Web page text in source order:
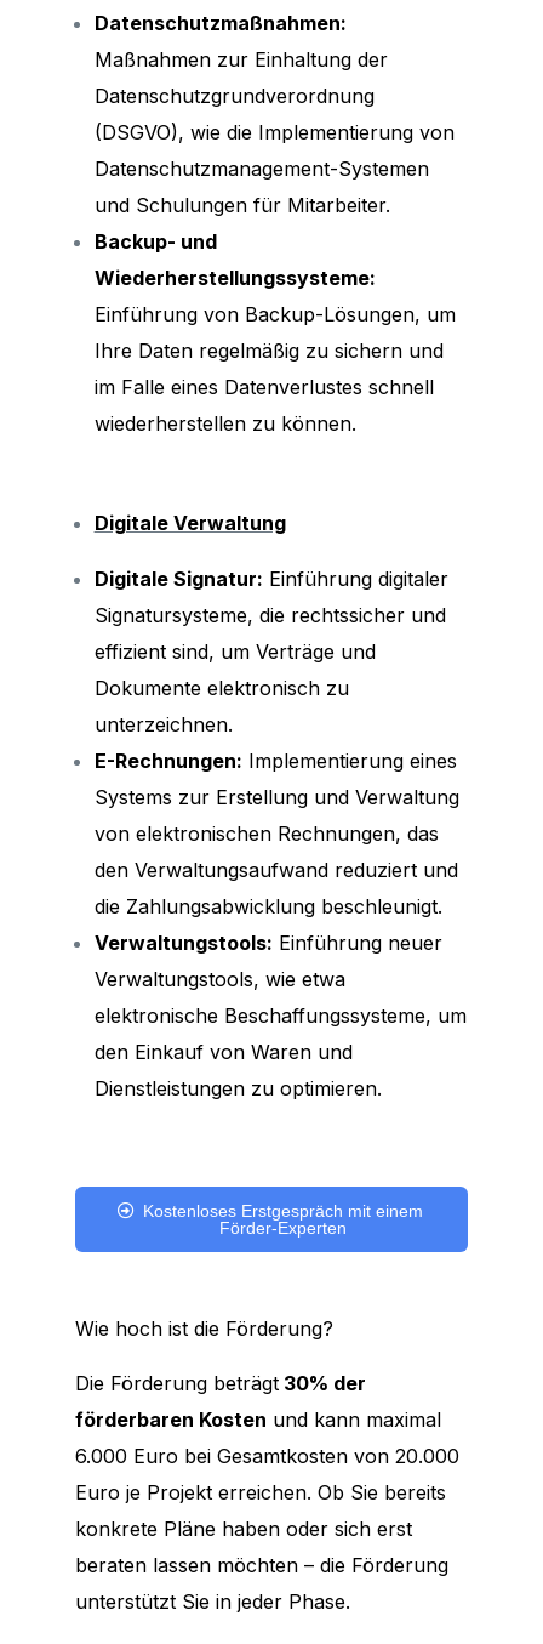
Datenschutzmaßnahmen:
Maßnahmen zur Einhaltung der
Datenschutzgrundverordnung
(DSGVO), wie die Implementierung von
Datenschutzmanagement-Systemen
und Schulungen für Mitarbeiter.
Backup- und
Wiederherstellungssysteme:
Einführung von Backup-Lösungen, um
Ihre Daten regelmäßig zu sichern und
im Falle eines Datenverlustes schnell
wiederherstellen zu können.
Digitale Verwaltung
Digitale Signatur: Einführung digitaler
Signatursysteme, die rechtssicher und
effizient sind, um Verträge und
Dokumente elektronisch zu
unterzeichnen.
E-Rechnungen: Implementierung eines
Systems zur Erstellung und Verwaltung
von elektronischen Rechnungen, das
den Verwaltungsaufwand reduziert und
die Zahlungsabwicklung beschleunigt.
Verwaltungstools: Einführung neuer
Verwaltungstools, wie etwa
elektronische Beschaffungssysteme, um
den Einkauf von Waren und
Dienstleistungen zu optimieren.
Kostenloses Erstgespräch mit einem
Förder-Experten
Wie hoch ist die Förderung?
Die Förderung beträgt30% der
förderbaren Kosten und kann maximal
6.000 Euro bei Gesamtkosten von 20.000
Euro je Projekt erreichen. Ob Sie bereits
konkrete Pläne haben oder sich erst
beraten lassen möchten – die Förderung
unterstützt Sie in jeder Phase.